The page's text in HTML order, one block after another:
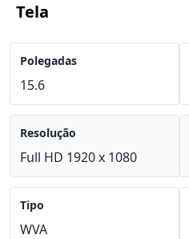
Tela
Polegadas
15.6
Resolução
Full HD 1920 x 1080
Tipo
WVA